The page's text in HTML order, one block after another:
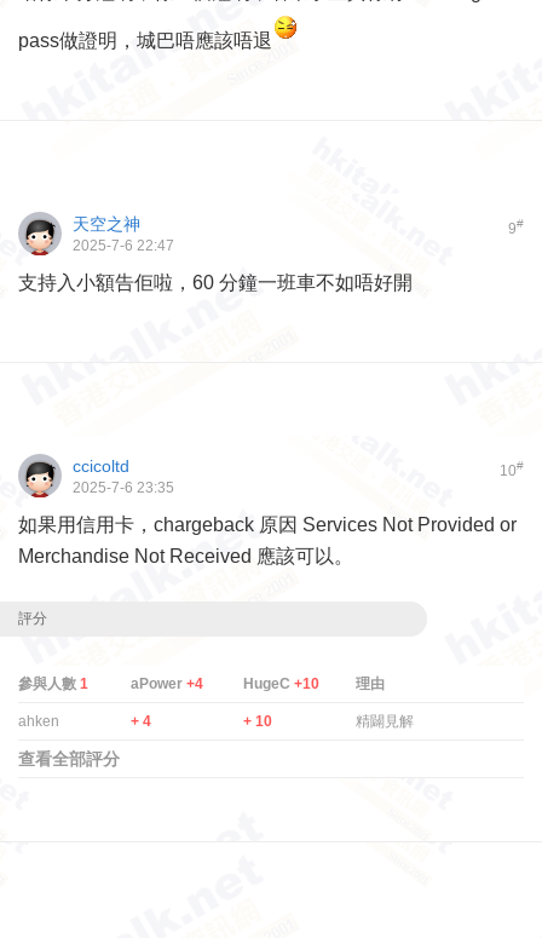
pass做證明，城巴唔應該唔退
9#
天空之神
2025-7-6 22:47
支持入小額告佢啦，60 分鐘一班車不如唔好開
10#
ccicoltd
2025-7-6 23:35
如果用信用卡，chargeback 原因 Services Not Provided or
Merchandise Not Received 應該可以。
評分
參與人數 1 aPower +4 HugeC +10 理由
ahken + 4 + 10 精闢見解
查看全部評分